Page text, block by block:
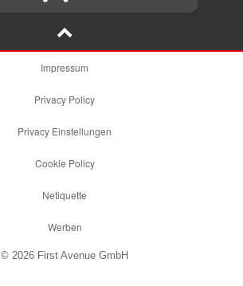
Impressum
Privacy Policy
Privacy Einstellungen
Cookie Policy
Netiquette
Werben
© 2026 First Avenue GmbH